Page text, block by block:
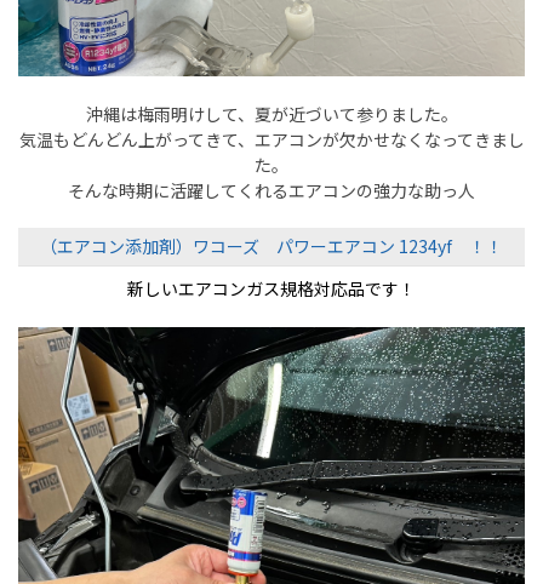
沖縄は梅雨明けして、夏が近づいて参りました。
気温もどんどん上がってきて、エアコンが欠かせなくなってきまし
た。
そんな時期に活躍してくれるエアコンの強力な助っ人
（エアコン添加剤） ワコーズ パワーエアコン 1234yf ！！
新しいエアコンガス規格対応品です！